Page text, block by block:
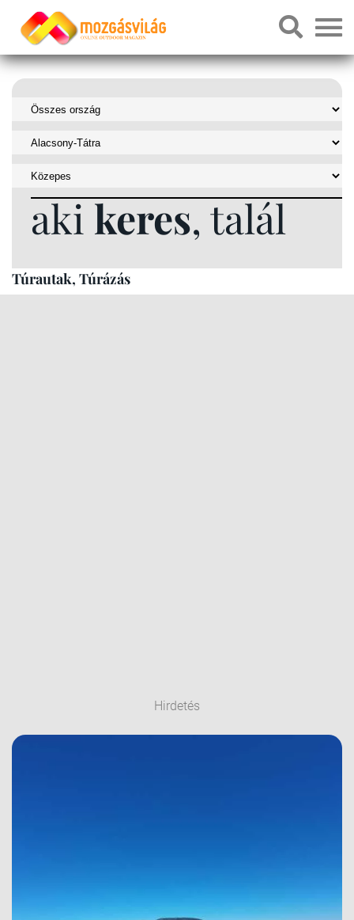
aki keres, talál
Túrautak, Túrázás
Hirdetés